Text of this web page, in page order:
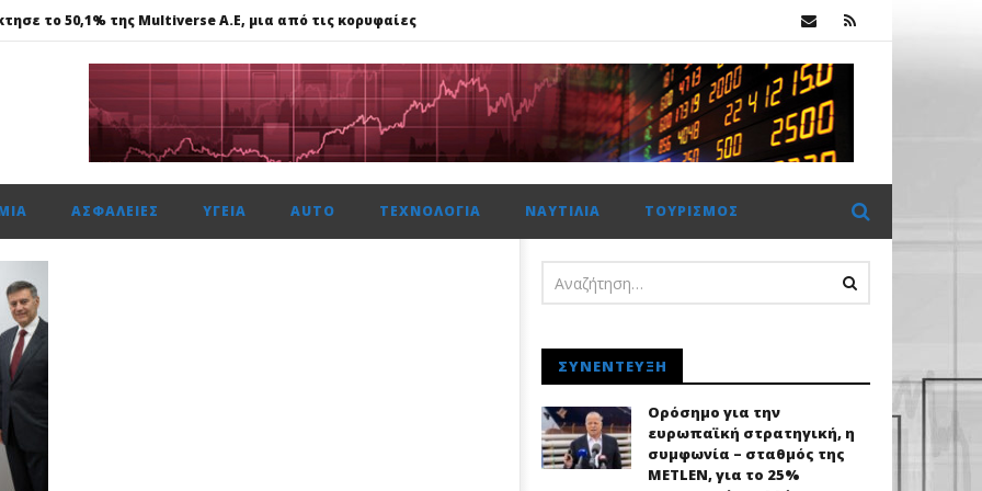
το 50,1% της Multiverse A.E, μια από τις κορυφαίες
Χρηματιστήριο Αθηνών: Πέμπτο σερί κλείσιμο πάνω από τις 2.600 μονάδες με στηρίγματα από τις τράπεζες
€49,35 εκατ., το 50% του Sofia South Ring Mall
το 50,1% της Multiverse A.E, μια από τις κορυφαίες
ΑΣΦΆΛΕΙΕΣ ΥΓΕΊΑ AUTO ΤΕΧΝΟΛΟΓΊΑ ΝΑΥΤΙΛΊΑ ΤΟΥΡΙΣΜΌΣ
ΣΥΝΈΝΤΕΥΞΗ
Ορόσημο για την
ευρωπαϊκή στρατηγική, η
συμφωνία – σταθμός της
METLEN, για το 25%